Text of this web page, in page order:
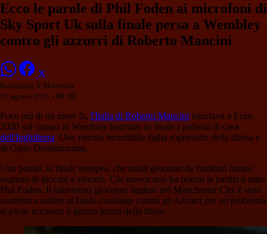
Ecco le parole di Phil Foden ai microfoni di
Sky Sport Uk sulla finale persa a Wembley
contro gli azzurri di Roberto Mancini
Redazione Il Milanista
13 agosto 2021 - 09:28
Poco più di un mese fa, l'Italia di Roberto Mancini trionfava a Euro
2020 sul campo di Wembley battendo in finale i padroni di casa
dell'Inghilterra. Una vittoria incredibile figlia soprattutto della difesa e
di Gigio Donnarumma.
Una partita, la finale europea, che molti giocatori da bambini hanno
sognato di giocare e vincere. Chi invece non ha potuto la partita è stato
Phil Foden. Il talentuoso giocatore inglese del Manchester City è stato
costretto a saltare al finale casalinga contro gli Azzurri per un problema
al piede accusato il giorno prima della finale.